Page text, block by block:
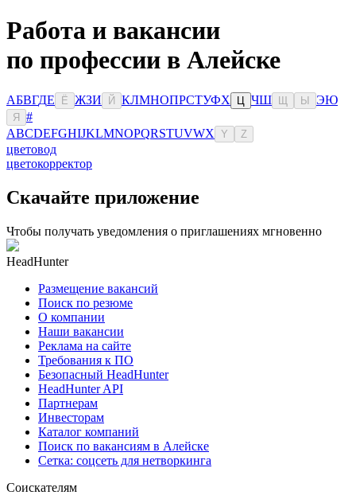
Работа и вакансии
по профессии в Алейске
АБВГДЕ Ё ЖЗИ Й КЛМНОПРСТУФХ ЧШ Ы ЭЮ
Я
#
ABCDEFGHIJKLMNOPQRSTUVWX Y Z
цветовод
цветокорректор
Скачайте приложение
Чтобы получать уведомления о приглашениях мгновенно
HeadHunter
Размещение вакансий
Поиск по резюме
О компании
Наши вакансии
Реклама на сайте
Требования к ПО
Безопасный HeadHunter
HeadHunter API
Партнерам
Инвесторам
Каталог компаний
Поиск по вакансиям в Алейске
Сетка: соцсеть для нетворкинга
Соискателям